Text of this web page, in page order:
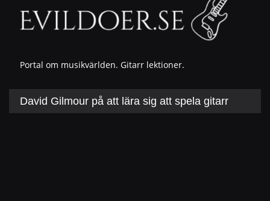
Portal om musikvärlden. Gitarr lektioner.
David Gilmour på att lära sig att spela gitarr